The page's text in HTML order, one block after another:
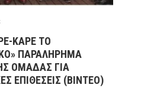
ΚΑΡΕ ΤΟ
ΠΑΡΑΛΗΡΗΜΑ
ΟΜΑΔΑΣ ΓΙΑ
ΕΠΙΘΕΣΕΙΣ (ΒΙΝΤΕΟ)